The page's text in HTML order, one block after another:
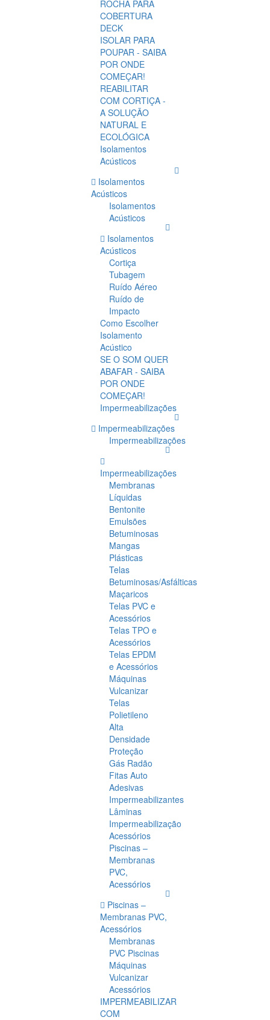
ROCHA PARA
COBERTURA
DECK
ISOLAR PARA
POUPAR - SAIBA
POR ONDE
COMEÇAR!
REABILITAR
COM CORTIÇA -
A SOLUÇÃO
NATURAL E
ECOLÓGICA
Isolamentos
Acústicos
Isolamentos
Acústicos
Isolamentos
Acústicos
Isolamentos
Acústicos
Cortiça
Tubagem
Ruído Aéreo
Ruído de
Impacto
Como Escolher
Isolamento
Acústico
SE O SOM QUER
ABAFAR - SAIBA
POR ONDE
COMEÇAR!
Impermeabilizações
Impermeabilizações
Impermeabilizações
Impermeabilizações
Membranas
Líquidas
Bentonite
Emulsões
Betuminosas
Mangas
Plásticas
Telas
Betuminosas/Asfálticas
Maçaricos
Telas PVC e
Acessórios
Telas TPO e
Acessórios
Telas EPDM
e Acessórios
Máquinas
Vulcanizar
Telas
Polietileno
Alta
Densidade
Proteção
Gás Radão
Fitas Auto
Adesivas
Impermeabilizantes
Lâminas
Impermeabilização
Acessórios
Piscinas –
Membranas
PVC,
Acessórios
Piscinas –
Membranas PVC,
Acessórios
Membranas
PVC Piscinas
Máquinas
Vulcanizar
Acessórios
IMPERMEABILIZAR
COM